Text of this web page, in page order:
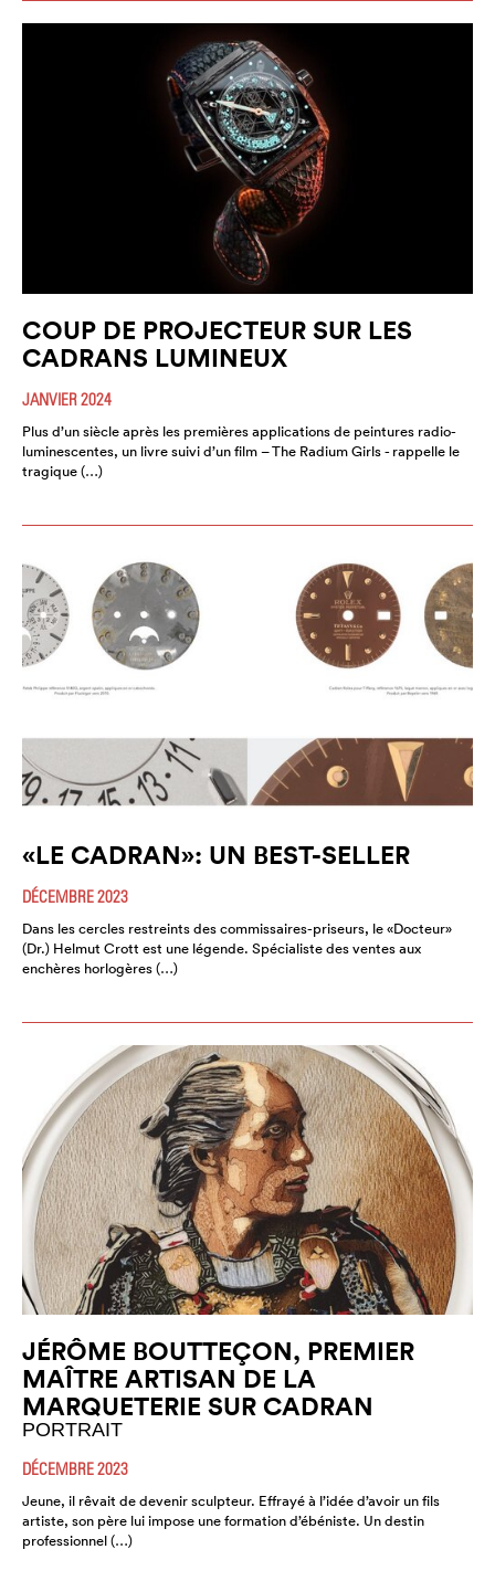
COUP DE PROJECTEUR SUR LES
CADRANS LUMINEUX
JANVIER 2024
Plus d’un siècle après les premières applications de peintures radio-
luminescentes, un livre suivi d’un film – The Radium Girls - rappelle le
tragique (…)
«LE CADRAN»: UN BEST-SELLER
DÉCEMBRE 2023
Dans les cercles restreints des commissaires-priseurs, le «Docteur»
(Dr.) Helmut Crott est une légende. Spécialiste des ventes aux
enchères horlogères (…)
JÉRÔME BOUTTEÇON, PREMIER
MAÎTRE ARTISAN DE LA
MARQUETERIE SUR CADRAN
PORTRAIT
DÉCEMBRE 2023
Jeune, il rêvait de devenir sculpteur. Effrayé à l’idée d’avoir un fils
artiste, son père lui impose une formation d’ébéniste. Un destin
professionnel (…)